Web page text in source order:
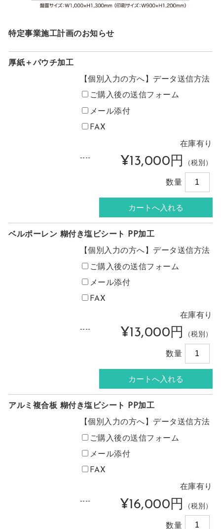
特定事業施工計画のお知らせ
厚紙＋パウチ加工
【個別入力の方へ】データ送信方法
ご購入後の送信フォーム
メール添付
FAX
在庫有り
¥13,000円 （税別）
----
数量
ベルポーレン 糊付き塩ビシート PP加工
【個別入力の方へ】データ送信方法
ご購入後の送信フォーム
メール添付
FAX
在庫有り
¥13,000円 （税別）
----
数量
アルミ複合板 糊付き塩ビシート PP加工
【個別入力の方へ】データ送信方法
ご購入後の送信フォーム
メール添付
FAX
在庫有り
¥16,000円 （税別）
----
数量